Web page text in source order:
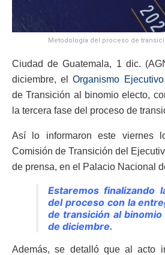
Metodología del proceso de
Ciudad de Guatemala, 1 dic.
diciembre, elOrganismo Ejecutivo
de Transición al binomio electo,
la tercera fase del proceso de
Así lo informaron este viernes
Comisión de Transición del
de prensa, en el Palacio Nacional
Estaremos finalizando
del proceso con la
de transición al
de diciembre.
Además, se detalló que al acto